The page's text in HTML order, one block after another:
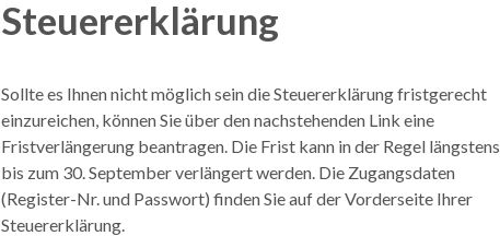
Steuererklärung
Sollte es Ihnen nicht möglich sein die Steuererklärung fristgerecht
einzureichen, können Sie über den nachstehenden Link eine
Fristverlängerung beantragen. Die Frist kann in der Regel längstens
bis zum 30. September verlängert werden. Die Zugangsdaten
(Register-Nr. und Passwort) finden Sie auf der Vorderseite Ihrer
Steuererklärung.